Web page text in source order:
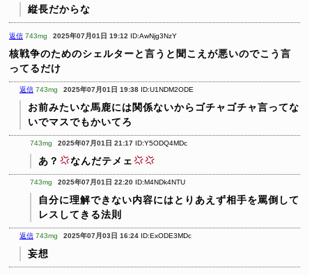
縦長だからな
返信 743mg 2025年07月01日 19:12 ID:AwNjg3NzY
核戦争のためのシェルターと言うと聞こえが悪いのでこう言
ってるだけ
返信 743mg 2025年07月01日 19:38 ID:U1NDM2ODE
お前みたいな馬鹿には関係ないからゴチャゴチャ言ってな
いでマスでもかいてろ
743mg 2025年07月01日 21:17 ID:Y5ODQ4MDc
あ？ なんだテメェ
743mg 2025年07月01日 22:20 ID:M4NDk4NTU
自分に理解できない内容にはとりあえず相手を罵倒して
レスしてきる法則
返信 743mg 2025年07月03日 16:24 ID:ExODE3MDc
妄想